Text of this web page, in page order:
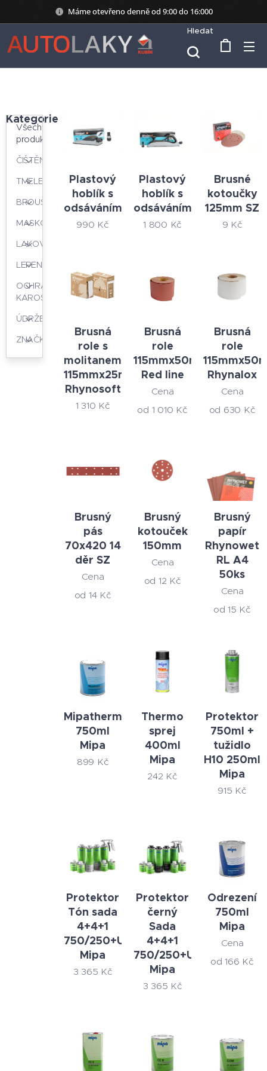
Máme otevřeno denně od 9:00 do 16:000
Hledat
Kategorie
Všechny
produkty
ČIŠTĚNÍ
TMELENÍ
BROUŠENÍ
MASKOVÁNÍ
LAKOVÁNÍ
LEPENÍ
OCHRANA
KAROSERIÍ
ÚDRŽBA
ZNAČKY
Plastový
hoblík s
odsáváním
990 Kč
Plastový
hoblík s
odsáváním
1 800 Kč
Brusné
kotoučky
125mm SZ
9 Kč
Brusná
role s
molitanem
115mmx25m
Rhynosoft
1 310 Kč
Brusná
role
115mmx50m
Red line
Cena
od 1 010 Kč
Brusná
role
Rhynalox
Cena
od 630 Kč
Brusný
pás
70x420 14
děr SZ
Cena
od 14Kč
Brusný
kotouček
150mm
Cena
od 12 Kč
Brusný
papír
Rhynowet
RL A4
50ks
Cena
od15 Kč
Mipatherm
750ml
Mipa
899 Kč
Thermo
sprej
400ml
Mipa
242 Kč
Protektor
750ml +
tužidlo
H10 250ml
Mipa
915 Kč
Protektor
Tón sada
4+4+1
750/250+UBS
Mipa
3 365 Kč
Protektor
černý
Sada
4+4+1
750/250+UBS
Mipa
3 365 Kč
Odrezení
750ml
Mipa
Cena
od166 Kč